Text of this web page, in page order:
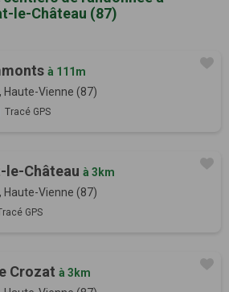
le-Château (87)
à 111m
Haute-Vienne (87)
Tracé GPS
le-Château à 3km
Haute-Vienne (87)
GPS
Crozat à 3km